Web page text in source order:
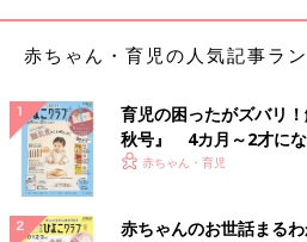
赤ちゃん・育児の人気記事ラ
育児の困ったがズバリ
秋号』 4カ月～2才にな
いっぱい！
赤ちゃん・育児
赤ちゃんのお世話まる